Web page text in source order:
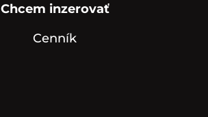
Chcem inzerovať
Cenník